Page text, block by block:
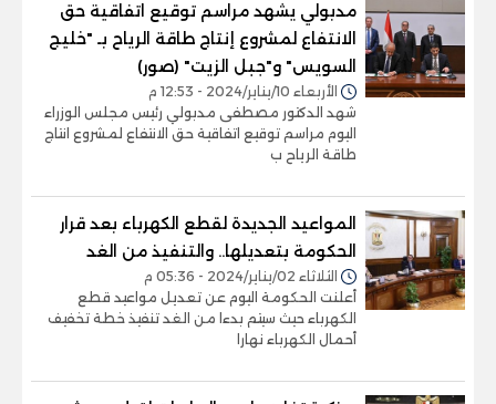
مدبولي يشهد مراسم توقيع اتفاقية حق
الانتفاع لمشروع إنتاج طاقة الرياح بـ "خليج
السويس" و"جبل الزيت" (صور)
الأربعاء 10/يناير/2024 - 12:53 م
شهد الدكتور مصطفى مدبولي رئيس مجلس الوزراء
اليوم مراسم توقيع اتفاقية حق الانتفاع لمشروع انتاج
طاقة الرياح ب
المواعيد الجديدة لقطع الكهرباء بعد قرار
الحكومة بتعديلها.. والتنفيذ من الغد
الثلاثاء 02/يناير/2024 - 05:36 م
أعلنت الحكومة اليوم عن تعديل مواعيد قطع
الكهرباء حيث سيتم بدءا من الغد تنفيذ خطة تخفيف
أحمال الكهرباء نهارا